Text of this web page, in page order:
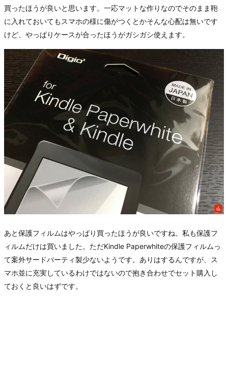
買ったほうが良いと思います。一応マットな作りなのでそのまま鞄
に入れておいてもスマホの様に傷がつくとかそんな心配は無いです
けど、やっぱりケースが合ったほうがガシガシ使えます。
あと保護フィルムはやっぱり買ったほうが良いですね。私も保護フ
ィルムだけは買いました。ただKindle Paperwhiteの保護フィルムっ
て案外サードパーティ製少ないようです。ありはするんですが、ス
マホ並に充実しているわけではないので抱き合わせでセット購入し
ておくと良いはずです。